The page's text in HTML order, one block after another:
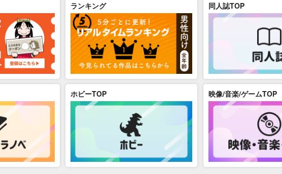
ランキング 同人誌TOP
ホビーTOP 映像/音楽/ゲームTOP